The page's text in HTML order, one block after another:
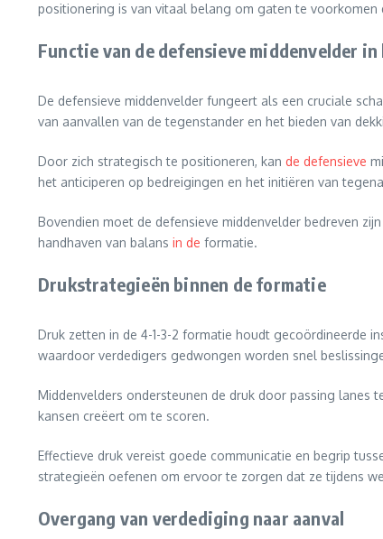
positionering is van vitaal belang om gaten te voorkomen
Functie van de defensieve middenvelder
De defensieve middenvelder fungeert als een cruciale
van aanvallen van de tegenstander en het bieden van
Door zich strategisch te positioneren, kan de defensieve
het anticiperen op bedreigingen en het initiëren van
Bovendien moet de defensieve middenvelder bedreven
handhaven van balans in de formatie.
Drukstrategieën binnen de formatie
Druk zetten in de 4-1-3-2 formatie houdt gecoördineerde
waardoor verdedigers gedwongen worden snel
Middenvelders ondersteunen de druk door passing lanes
kansen creëert om te scoren.
Effectieve druk vereist goede communicatie en begrip
strategieën oefenen om ervoor te zorgen dat ze tijdens
Overgang van verdediging naar aanval